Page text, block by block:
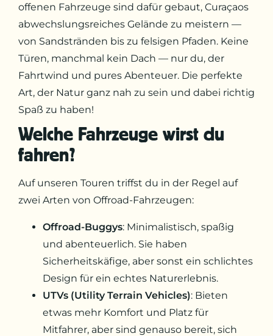
offenen Fahrzeuge sind dafür gebaut, Curaçaos
abwechslungsreiches Gelände zu meistern —
von Sandstränden bis zu felsigen Pfaden. Keine
Türen, manchmal kein Dach — nur du, der
Fahrtwind und pures Abenteuer. Die perfekte
Art, der Natur ganz nah zu sein und dabei richtig
Spaß zu haben!
Welche Fahrzeuge wirst du
fahren?
Auf unseren Touren triffst du in der Regel auf
zwei Arten von Offroad-Fahrzeugen:
Offroad-Buggys: Minimalistisch, spaßig
und abenteuerlich. Sie haben
Sicherheitskäfige, aber sonst ein schlichtes
Design für ein echtes Naturerlebnis.
UTVs (Utility Terrain Vehicles): Bieten
etwas mehr Komfort und Platz für
Mitfahrer, aber sind genauso bereit, sich